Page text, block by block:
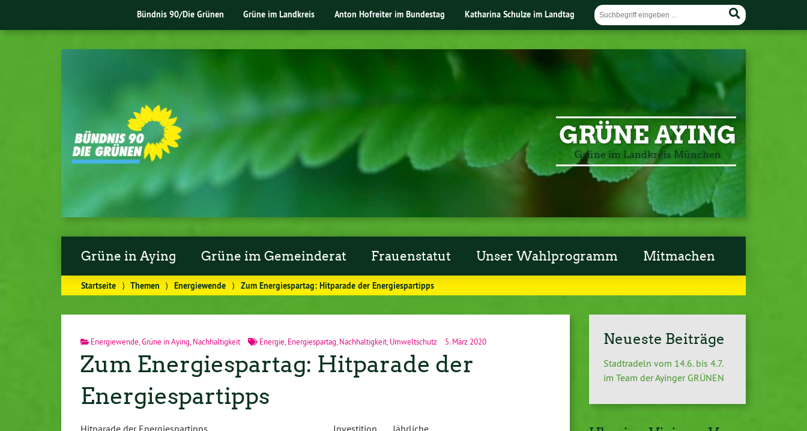
Bündnis 90/Die Grünen Grüne im Landkreis Anton Hofreiter im Bundestag Katharina Schulze im Landtag
GRÜNE AYING
Grüne im Landkreis München
Grüne in Aying Grüne im Gemeinderat Frauenstatut Unser Wahlprogramm Mitmachen
Startseite ⟩ Themen ⟩ Energiewende ⟩ Zum Energiespartag: Hitparade der Energiespartipps
Energiewende Grüne in Aying Nachhaltigkeit Energie Energiespartag Nachhaltigkeit Umweltschutz 5. März 2020
Zum Energiespartag: Hitparade der
Energiespartipps
Neueste Beiträge
Stadtradeln vom 14.6. bis 4.7.
im Team der Ayinger GRÜNEN